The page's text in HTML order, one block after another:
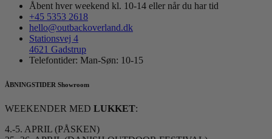
Åbent hver weekend kl. 10-14 eller når du har tid
+45 5353 2618
hello@outbackoverland.dk
Stationsvej 4
4621 Gadstrup
Telefontider: Man-Søn: 10-15
ÅBNINGSTIDER Showroom
WEEKENDER MED LUKKET:
4.-5. APRIL (PÅSKEN)